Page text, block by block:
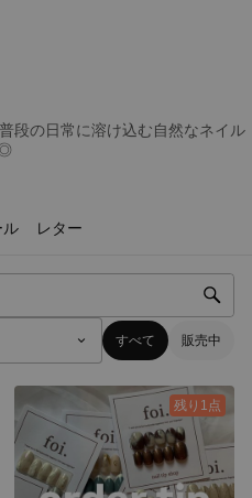
段の日常に溶け込む自然なネイル
ル レター
すべて 販売中
残り1点